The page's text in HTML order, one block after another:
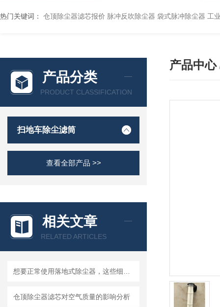
热门关键词： 仓顶除尘器滤芯报价 脉冲反吹除尘器 袋式脉冲除尘器 工
产品分类
PRODUCT CLASSIFICATION
扫地车除尘滤筒
查看全部产品 >>
相关文章
RELATED ARTICLES
仓顶除尘器滤芯对空气质量的影响分析
产品中心